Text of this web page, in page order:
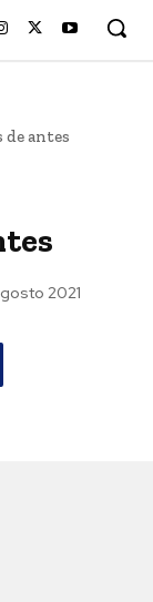
de antes
2021